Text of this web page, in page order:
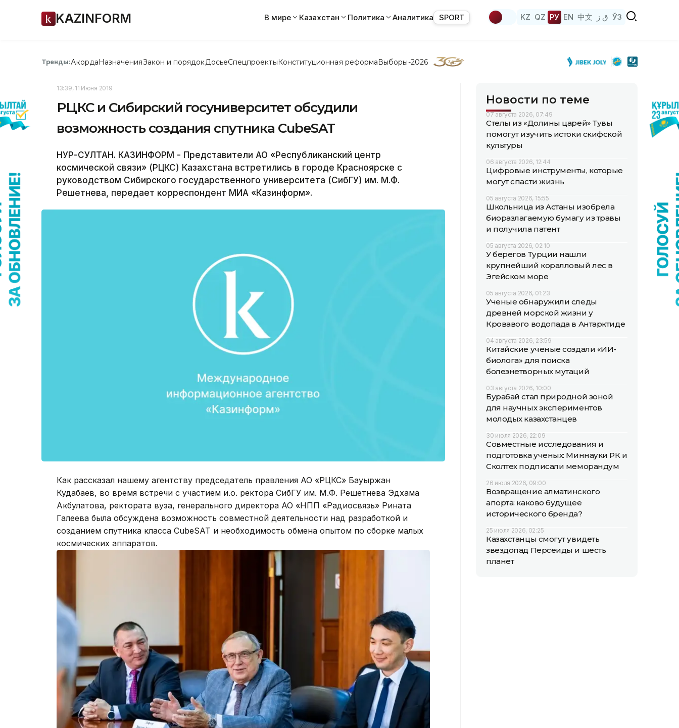
KAZINFORM В мире Казахстан Политика Аналитика SPORT KZ QZ РУ EN 中文 ق ز ЎЗ
Тренды:АкордаНазначенияЗакон и порядок ДосьеСпецпроектыКонституционная реформаВыборы-2026
13:39, 11 Июня 2019
РЦКС и Сибирский госуниверситет обсудили
возможность создания спутника CubeSAT
НУР-СУЛТАН. КАЗИНФОРМ - Представители АО «Республиканский центр
космической связи» (РЦКС) Казахстана встретились в городе Красноярске с
руководством Сибирского государственного университета (СибГУ) им. М.Ф.
Решетнева, передает корреспондент МИА «Казинформ».
Как рассказал нашему агентству председатель правления АО «РЦКС» Бауыржан
Кудабаев, во время встречи с участием и.о. ректора СибГУ им. М.Ф. Решетнева Эдхама
Акбулатова, ректората вуза, генерального директора АО «НПП «Радиосвязь» Рината
Галеева была обсуждена возможность совместной деятельности над разработкой и
созданием спутника класса CubeSAT и необходимость обмена опытом по сборке малых
космических аппаратов.
Новости по теме
07 августа 2026, 07:49
Стелы из «Долины царей» Тувы
помогут изучить истоки скифской
культуры
06 августа 2026, 12:44
Цифровые инструменты, которые
могут спасти жизнь
05 августа 2026, 15:55
Школьница из Астаны изобрела
биоразлагаемую бумагу из травы
и получила патент
05 августа 2026, 02:10
У берегов Турции нашли
крупнейший коралловый лес в
Эгейском море
05 августа 2026, 01:23
Ученые обнаружили следы
древней морской жизни у
Кровавого водопада в Антарктиде
04 августа 2026, 23:59
Китайские ученые создали «ИИ-
биолога» для поиска
болезнетворных мутаций
03 августа 2026, 10:00
Бурабай стал природной зоной
для научных экспериментов
молодых казахстанцев
30 июля 2026, 22:09
Совместные исследования и
подготовка ученых: Миннауки РК и
Сколтех подписали меморандум
26 июля 2026, 09:00
Возвращение алматинского
апорта: каково будущее
исторического бренда?
25 июля 2026, 02:25
Казахстанцы смогут увидеть
звездопад Персеиды и шесть
планет